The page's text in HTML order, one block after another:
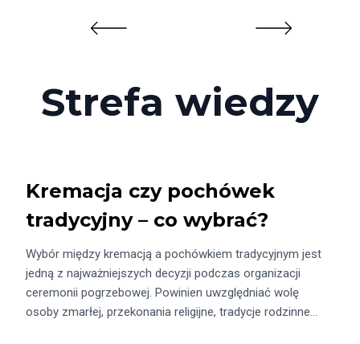
Strefa wiedzy
Kremacja czy pochówek
tradycyjny – co wybrać?
Wybór między kremacją a pochówkiem tradycyjnym jest
jedną z najważniejszych decyzji podczas organizacji
ceremonii pogrzebowej. Powinien uwzględniać wolę
osoby zmarłej, przekonania religijne, tradycje rodzinne…